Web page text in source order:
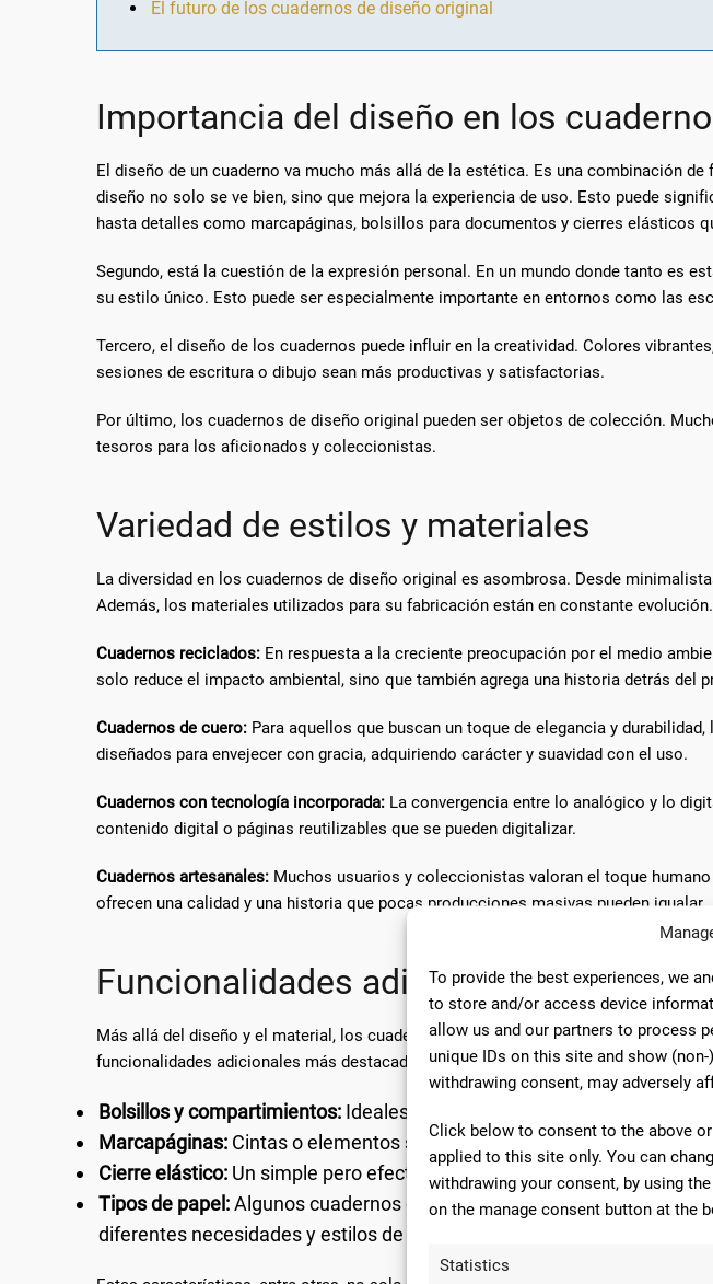
To provide the best experiences, we
to store and/or access device
allow us and our partners to process
unique IDs on this site and show
withdrawing consent, may adversely
Click below to consent to the above
applied to this site only. You can
withdrawing your consent, by using
on the manage consent button at the
Statistics
El futuro de los cuadernos de diseño original
Importancia del diseño en los
El diseño de un cuaderno va mucho más allá de la estética. Es una combinación
diseño no solo se ve bien, sino que mejora la experiencia de uso. Esto puede
hasta detalles como marcapáginas, bolsillos para documentos y cierres elásticos
Segundo, está la cuestión de la expresión personal. En un mundo donde tanto es
su estilo único. Esto puede ser especialmente importante en entornos como las
Tercero, el diseño de los cuadernos puede influir en la creatividad. Colores
sesiones de escritura o dibujo sean más productivas y satisfactorias.
Por último, los cuadernos de diseño original pueden ser objetos de colección.
tesoros para los aficionados y coleccionistas.
Variedad de estilos y materiales
La diversidad en los cuadernos de diseño original es asombrosa. Desde
Además, los materiales utilizados para su fabricación están en constante evolución.
Cuadernos reciclados: En respuesta a la creciente preocupación por el medio
solo reduce el impacto ambiental, sino que también agrega una historia detrás del
Cuadernos de cuero: Para aquellos que buscan un toque de elegancia y
diseñados para envejecer con gracia, adquiriendo carácter y suavidad con el uso.
Cuadernos con tecnología incorporada: La convergencia entre lo analógico y lo
contenido digital o páginas reutilizables que se pueden digitalizar.
Cuadernos artesanales: Muchos usuarios y coleccionistas valoran el toque
ofrecen una calidad y una historia que pocas producciones masivas pueden igualar.
Funcionalidades adicionales
Más allá del diseño y el material, los cuadernos de diseño original suelen
funcionalidades adicionales más destacadas:
Bolsillos y compartimientos: Ideales para guardar tarjetas, recibos o
Marcapáginas: Cintas o elementos similares que permiten marcar la
Cierre elástico: Un simple pero efectivo método para mantener el
Tipos de papel:Algunos cuadernos ofrecen variedad en tipos de
diferentes necesidades y estilos de escritura o dibujo.